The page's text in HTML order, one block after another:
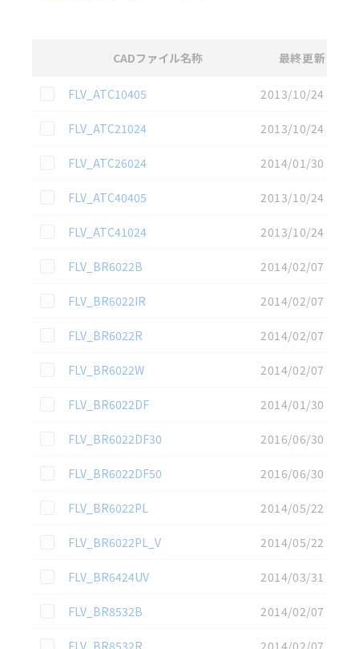
CADファイル名称 最終更新
この資料を選択
FLV_ATC10405
2013/10/24
この資料を選択
FLV_ATC21024
2013/10/24
この資料を選択
FLV_ATC26024
2014/01/30
この資料を選択
FLV_ATC40405
2013/10/24
この資料を選択
FLV_ATC41024
2013/10/24
この資料を選択
FLV_BR6022B
2014/02/07
この資料を選択
FLV_BR6022IR
2014/02/07
この資料を選択
FLV_BR6022R
2014/02/07
この資料を選択
FLV_BR6022W
2014/02/07
この資料を選択
FLV_BR6022DF
2014/01/30
この資料を選択
FLV_BR6022DF30
2016/06/30
この資料を選択
FLV_BR6022DF50
2016/06/30
この資料を選択
FLV_BR6022PL
2014/05/22
この資料を選択
FLV_BR6022PL_V
2014/05/22
この資料を選択
FLV_BR6424UV
2014/03/31
この資料を選択
FLV_BR8532B
2014/02/07
この資料を選択
FLV_BR8532R
2014/02/07